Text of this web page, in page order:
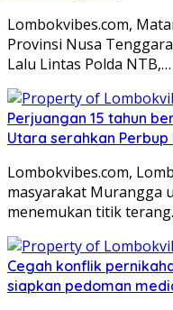
Lombokvibes.com,
Provinsi Nusa
Lalu Lintas Polda NTB,…
Perjuangan 15 tahun
Utara serahkan
Lombokvibes.com,
masyarakat Murangga
menemukan titik
Cegah konflik
siapkan pedoman